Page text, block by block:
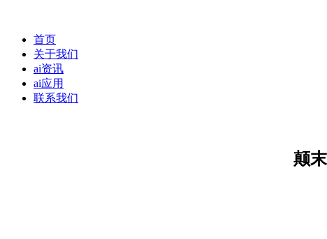
首页
关于我们
ai资讯
ai应用
联系我们
颠